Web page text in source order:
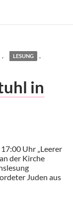
, LESUNG ,
in
Uhr „Leerer
der Kirche
Juden aus